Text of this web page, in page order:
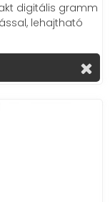
digitális gramm
lehajtható